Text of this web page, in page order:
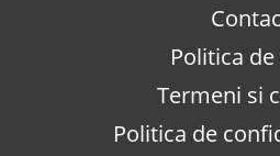
Politica
Termeni si
Politica de